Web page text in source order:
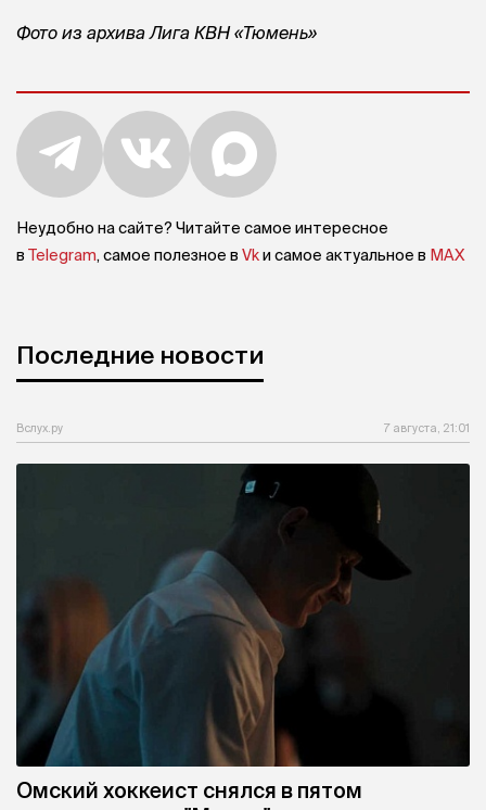
Фото из архива Лига КВН «Тюмень»
Неудобно на сайте? Читайте самое интересное
в Telegram, самое полезное в Vkи самое актуальное в MAX
Последние новости
Вслух.ру 7 августа, 21:01
Омский хоккеист снялся в пятом